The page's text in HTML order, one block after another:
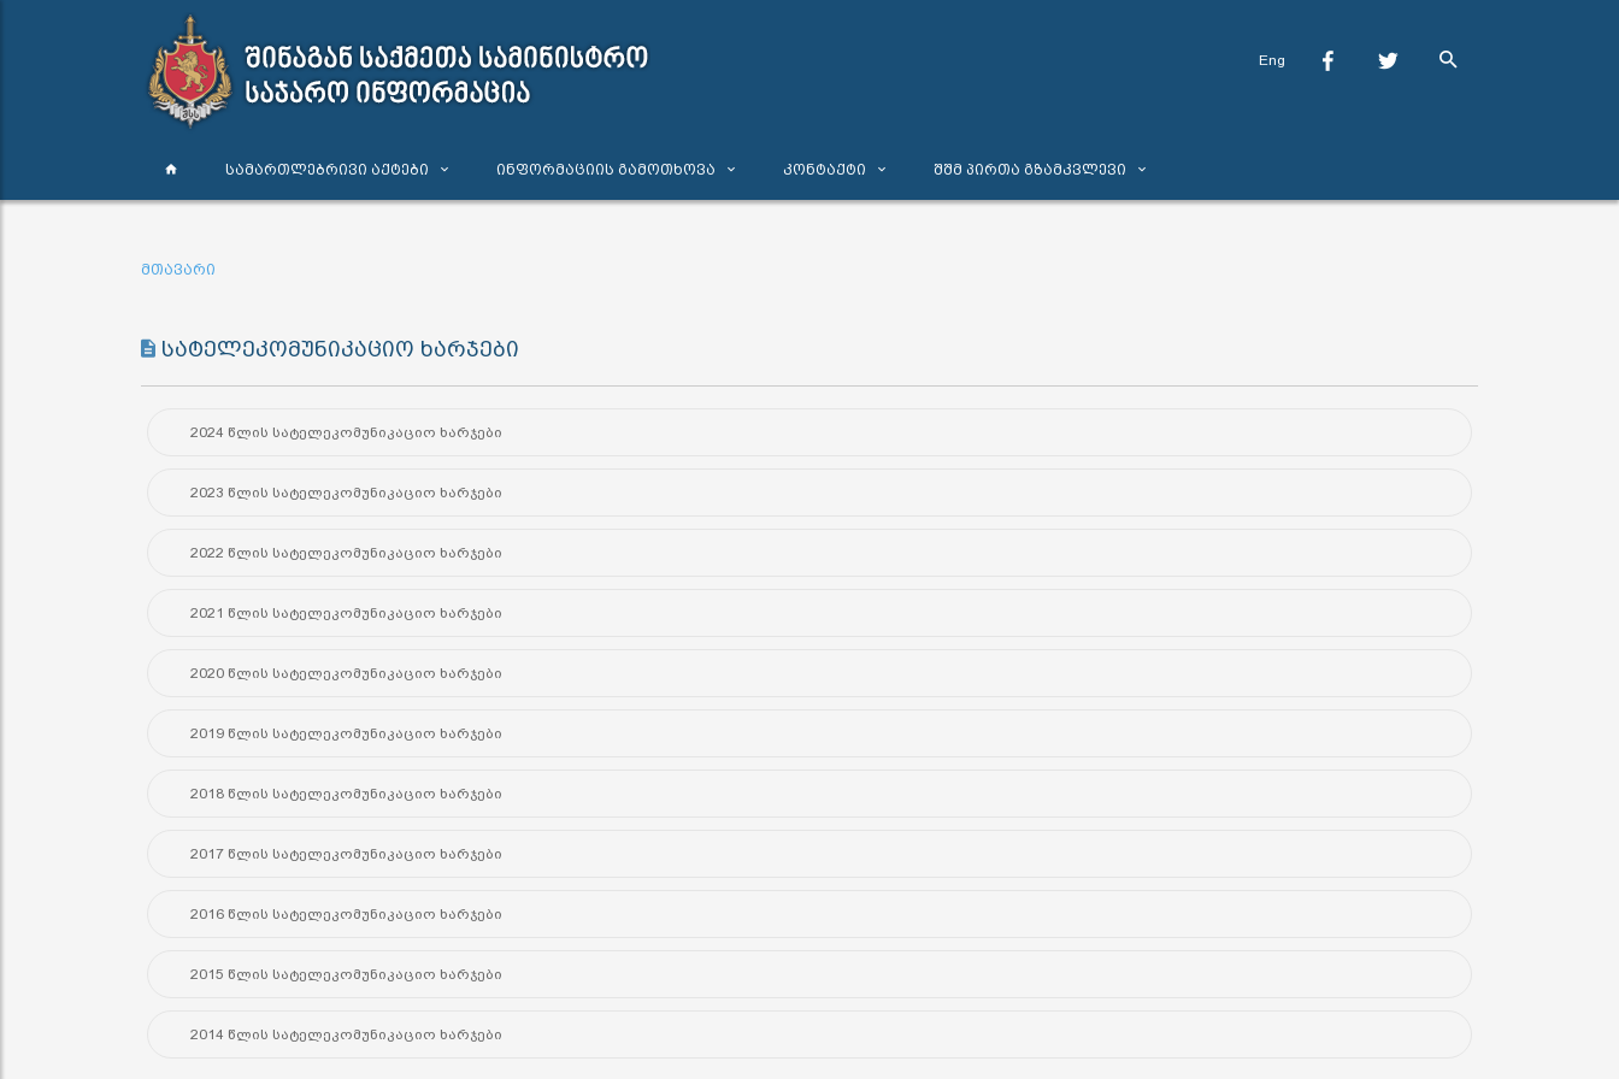
Eng
სამართლებრივი აქტები ინფორმაციის გამოთხოვა კონტაქტი შშმ პირთა გზამკვლევი
მთავარი
სატელეკომუნიკაციო ხარჯები
2024 წლის სატელეკომუნიკაციო ხარჯები
2023 წლის სატელეკომუნიკაციო ხარჯები
2022 წლის სატელეკომუნიკაციო ხარჯები
2021 წლის სატელეკომუნიკაციო ხარჯები
2020 წლის სატელეკომუნიკაციო ხარჯები
2019 წლის სატელეკომუნიკაციო ხარჯები
2018 წლის სატელეკომუნიკაციო ხარჯები
2017 წლის სატელეკომუნიკაციო ხარჯები
2016 წლის სატელეკომუნიკაციო ხარჯები
2015 წლის სატელეკომუნიკაციო ხარჯები
2014 წლის სატელეკომუნიკაციო ხარჯები